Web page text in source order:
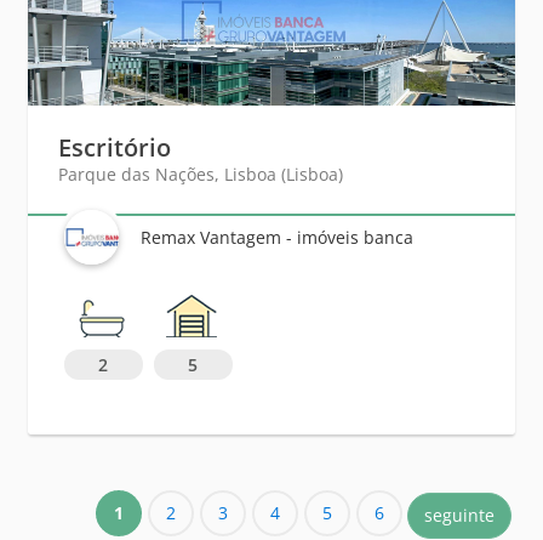
Escritório
Parque das Nações, Lisboa (Lisboa)
Remax Vantagem - imóveis banca
2 5
1 2 3 4 5 6 seguinte